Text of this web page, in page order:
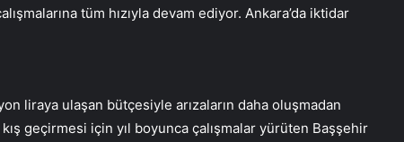
tüm hızıyla devam ediyor. Ankara’da iktidar
liraya ulaşan bütçesiyle arızaların daha oluşmadan
geçirmesi için yıl boyunca çalışmalar yürüten Başşehir